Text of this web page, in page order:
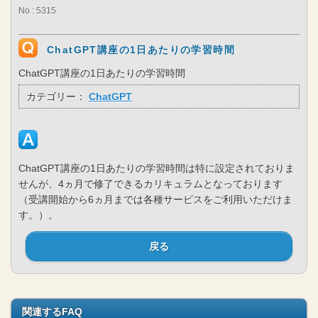
No : 5315
ChatGPT講座の1日あたりの学習時間
ChatGPT講座の1日あたりの学習時間
カテゴリー： ChatGPT
ChatGPT講座の1日あたりの学習時間は特に設定されておりま
せんが、4ヵ月で修了できるカリキュラムとなっております
（受講開始から6ヵ月までは各種サービスをご利用いただけま
す。）。
戻る
関連するFAQ